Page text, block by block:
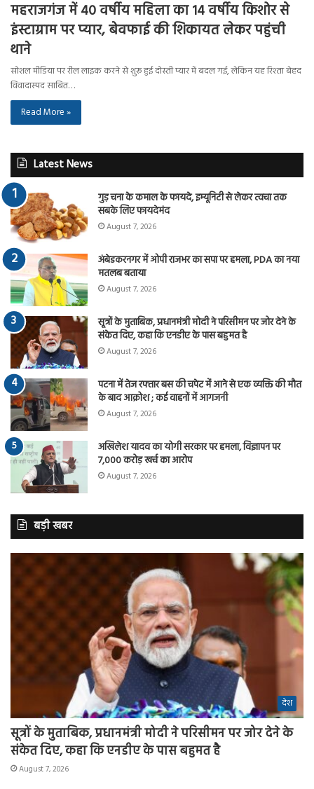
महराजगंज में 40 वर्षीय महिला का 14 वर्षीय किशोर से
इंस्टाग्राम पर प्यार, बेवफाई की शिकायत लेकर पहुंची
थाने
सोशल मीडिया पर रील लाइक करने से शुरू हुई दोस्ती प्यार में बदल गई, लेकिन यह रिश्ता बेहद
विवादास्पद साबित…
Read More »
Latest News
गुड़ चना के कमाल के फायदे, इम्यूनिटी से लेकर त्वचा तक
सबके लिए फायदेमंद
August 7, 2026
अंबेडकरनगर में ओपी राजभर का सपा पर हमला, PDA का नया
मतलब बताया
August 7, 2026
सूत्रों के मुताबिक, प्रधानमंत्री मोदी ने परिसीमन पर जोर देने के
संकेत दिए, कहा कि एनडीए के पास बहुमत है
August 7, 2026
पटना में तेज रफ्तार बस की चपेट में आने से एक व्यक्ति की मौत
के बाद आक्रोश ; कई वाहनों में आगजनी
August 7, 2026
अखिलेश यादव का योगी सरकार पर हमला, विज्ञापन पर
7,000 करोड़ खर्च का आरोप
August 7, 2026
बड़ी खबर
देश
सूत्रों के मुताबिक, प्रधानमंत्री मोदी ने परिसीमन पर जोर देने के
संकेत दिए, कहा कि एनडीए के पास बहुमत है
August 7, 2026